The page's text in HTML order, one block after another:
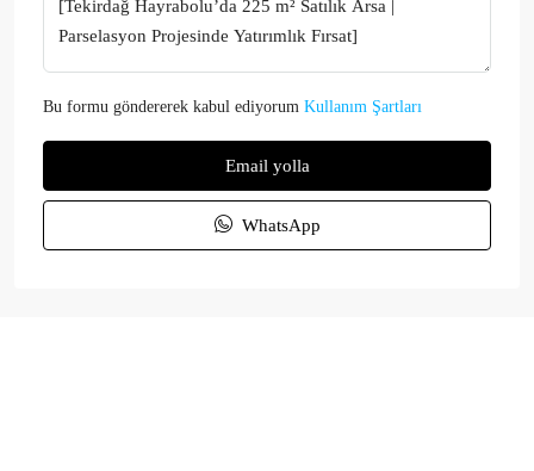
Bu formu göndererek kabul ediyorum Kullanım Şartları
Email yolla
WhatsApp